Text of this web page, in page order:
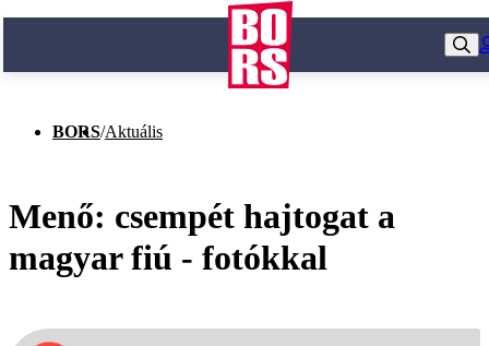
BORS/Aktuális
Menő: csempét hajtogat a
magyar fiú - fotókkal